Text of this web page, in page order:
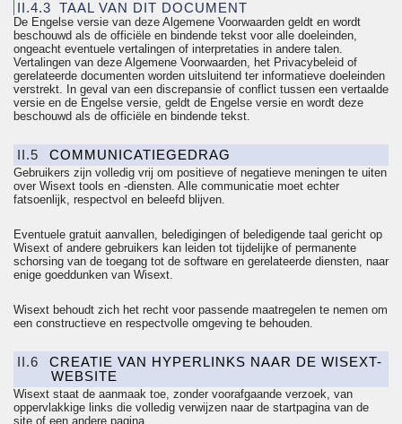
II.4.3 TAAL VAN DIT DOCUMENT
De Engelse versie van deze Algemene Voorwaarden geldt en wordt
beschouwd als de officiële en bindende tekst voor alle doeleinden,
ongeacht eventuele vertalingen of interpretaties in andere talen.
Vertalingen van deze Algemene Voorwaarden, het Privacybeleid of
gerelateerde documenten worden uitsluitend ter informatieve doeleinden
verstrekt. In geval van een discrepansie of conflict tussen een vertaalde
versie en de Engelse versie, geldt de Engelse versie en wordt deze
beschouwd als de officiële en bindende tekst.
II.5 COMMUNICATIEGEDRAG
Gebruikers zijn volledig vrij om positieve of negatieve meningen te uiten
over Wisext tools en -diensten. Alle communicatie moet echter
fatsoenlijk, respectvol en beleefd blijven.
Eventuele gratuit aanvallen, beledigingen of beledigende taal gericht op
Wisext of andere gebruikers kan leiden tot tijdelijke of permanente
schorsing van de toegang tot de software en gerelateerde diensten, naar
enige goeddunken van Wisext.
Wisext behoudt zich het recht voor passende maatregelen te nemen om
een constructieve en respectvolle omgeving te behouden.
II.6
CREATIE VAN HYPERLINKS NAAR DE WISEXT-
WEBSITE
Wisext staat de aanmaak toe, zonder voorafgaande verzoek, van
oppervlakkige links die volledig verwijzen naar de startpagina van de
site of een andere pagina.